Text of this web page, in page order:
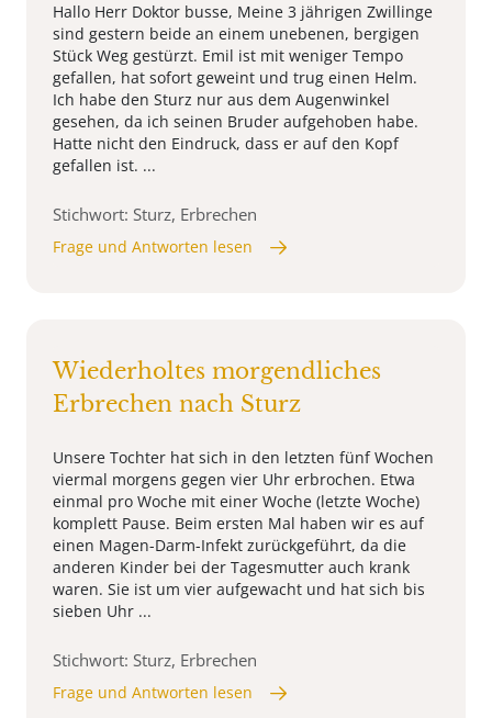
Hallo Herr Doktor busse, Meine 3 jährigen Zwillinge
sind gestern beide an einem unebenen, bergigen
Stück Weg gestürzt. Emil ist mit weniger Tempo
gefallen, hat sofort geweint und trug einen Helm.
Ich habe den Sturz nur aus dem Augenwinkel
gesehen, da ich seinen Bruder aufgehoben habe.
Hatte nicht den Eindruck, dass er auf den Kopf
gefallen ist. ...
Stichwort: Sturz, Erbrechen
Frage und Antworten lesen
Wiederholtes morgendliches
Erbrechen nach Sturz
Unsere Tochter hat sich in den letzten fünf Wochen
viermal morgens gegen vier Uhr erbrochen. Etwa
einmal pro Woche mit einer Woche (letzte Woche)
komplett Pause. Beim ersten Mal haben wir es auf
einen Magen-Darm-Infekt zurückgeführt, da die
anderen Kinder bei der Tagesmutter auch krank
waren. Sie ist um vier aufgewacht und hat sich bis
sieben Uhr ...
Stichwort: Sturz, Erbrechen
Frage und Antworten lesen